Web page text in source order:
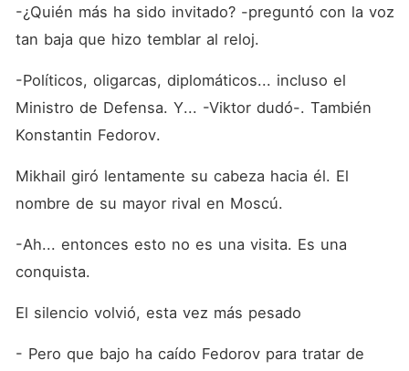
-¿Quién más ha sido invitado? -preguntó con la voz
tan baja que hizo temblar al reloj.
-Políticos, oligarcas, diplomáticos... incluso el
Ministro de Defensa. Y... -Viktor dudó-. También
Konstantin Fedorov.
Mikhail giró lentamente su cabeza hacia él. El
nombre de su mayor rival en Moscú.
-Ah... entonces esto no es una visita. Es una
conquista.
El silencio volvió, esta vez más pesado
- Pero que bajo ha caído Fedorov para tratar de